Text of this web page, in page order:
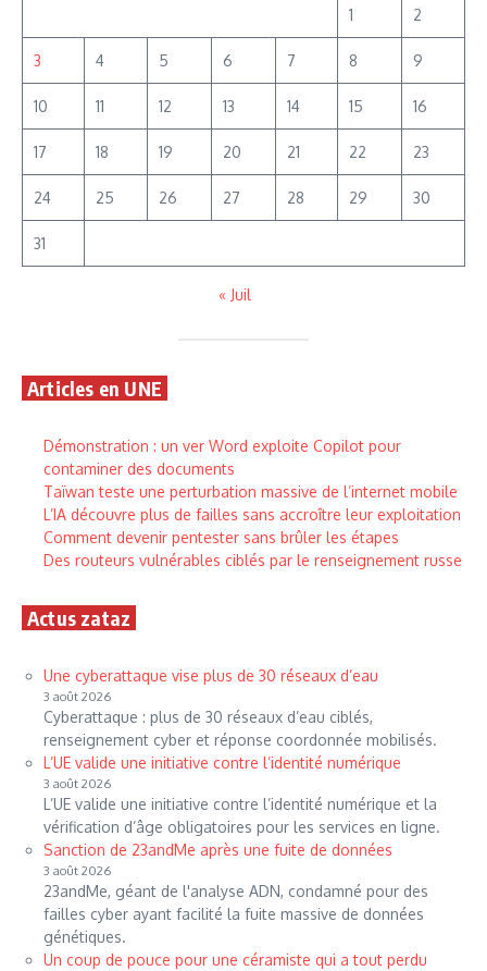
1 2
3 4 5 6 7 8 9
10 11 12 13 14 15 16
17 18 19 20 21 22 23
24 25 26 27 28 29 30
31
« Juil
Articles en UNE
Démonstration : un ver Word exploite Copilot pour
contaminer des documents
Taïwan teste une perturbation massive de l’internet mobile
L’IA découvre plus de failles sans accroître leur exploitation
Comment devenir pentester sans brûler les étapes
Des routeurs vulnérables ciblés par le renseignement russe
Actus zataz
Une cyberattaque vise plus de 30 réseaux d’eau
3 août 2026
Cyberattaque : plus de 30 réseaux d’eau ciblés,
renseignement cyber et réponse coordonnée mobilisés.
L’UE valide une initiative contre l’identité numérique
3 août 2026
L’UE valide une initiative contre l’identité numérique et la
vérification d’âge obligatoires pour les services en ligne.
Sanction de 23andMe après une fuite de données
3 août 2026
23andMe, géant de l'analyse ADN, condamné pour des
failles cyber ayant facilité la fuite massive de données
génétiques.
Un coup de pouce pour une céramiste qui a tout perdu